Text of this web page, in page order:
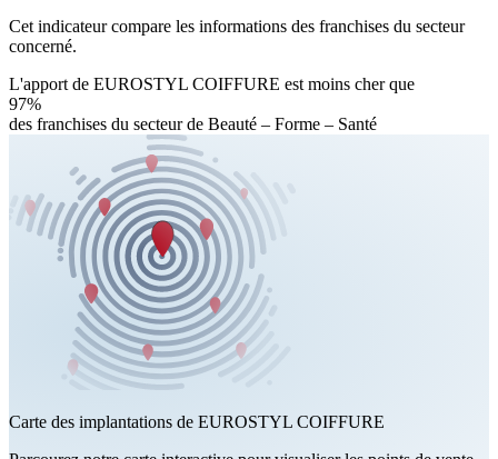
Cet indicateur compare les informations des franchises du secteur
concerné.
L'apport de EUROSTYL COIFFURE est moins cher que
97%
des franchises du secteur de Beauté – Forme – Santé
Carte des implantations de EUROSTYL COIFFURE